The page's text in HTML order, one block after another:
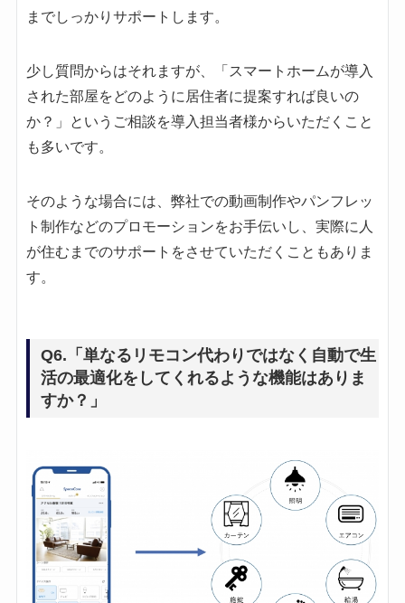
までしっかりサポートします。
少し質問からはそれますが、「スマートホームが導入
された部屋をどのように居住者に提案すれば良いの
か？」というご相談を導入担当者様からいただくこと
も多いです。
そのような場合には、弊社での動画制作やパンフレッ
ト制作などのプロモーションをお手伝いし、実際に人
が住むまでのサポートをさせていただくこともありま
す。
Q6.「単なるリモコン代わりではなく自動で生
活の最適化をしてくれるような機能はありま
すか？」